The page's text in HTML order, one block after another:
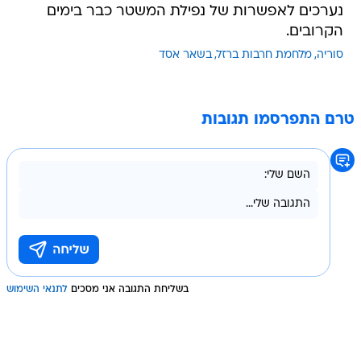
נערכים לאפשרות של נפילת המשטר כבר בימים
הקרובים.
סוריה מלחמת חרבות ברזל בשאר אסד
טרם התפרסמו תגובות
בשליחת התגובה אני מסכים לתנאי השימוש